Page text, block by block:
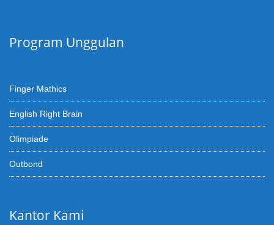
Program Unggulan
Finger Mathics
English Right Brain
Olimpiade
Outbond
Kantor Kami